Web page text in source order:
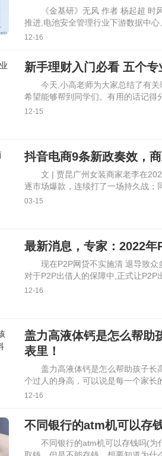
《金基研》无风 作者 杨起超 时
推进,电池安全管理行业下游数据中心
12-16
新手理财入门必看 五个
今天,小高老师为大家总结了有
希望能够帮到同学们。有用的话记得
12-15
抖音电商9条新政奏效，
文 | 贾昆广州女装商家老李在
逐市场爆款，连续打了一场持久战；
03-15
最新消息，专家：2022
现在P2P网贷不实施清 退导致
对于P2P出借人的保障中,正式让P2P
12-16
盖力高液体钙是怎么帮助
表里！
盖力高液体钙是怎么帮助孩子长
个过人的身高，可以说是每一个家长
12-16
不同银行的atm机可以存
不同银行的atm机可以存钱吗(为